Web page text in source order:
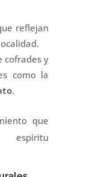
reflejan
cofrades y
como la
.
que